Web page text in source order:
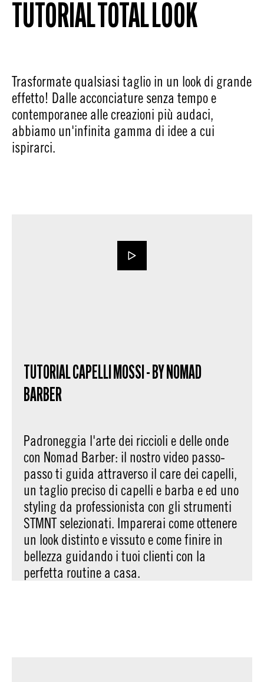
TUTORIAL TOTAL LOOK
Trasformate qualsiasi taglio in un look di grande
effetto! Dalle acconciature senza tempo e
contemporanee alle creazioni più audaci,
abbiamo un'infinita gamma di idee a cui
ispirarci.
TUTORIAL CAPELLI MOSSI - BY NOMAD
BARBER
Padroneggia l'arte dei riccioli e delle onde
con Nomad Barber: il nostro video passo-
passo ti guida attraverso il care dei capelli,
un taglio preciso di capelli e barba e ed uno
styling da professionista con gli strumenti
STMNT selezionati. Imparerai come ottenere
un look distinto e vissuto e come finire in
bellezza guidando i tuoi clienti con la
perfetta routine a casa.